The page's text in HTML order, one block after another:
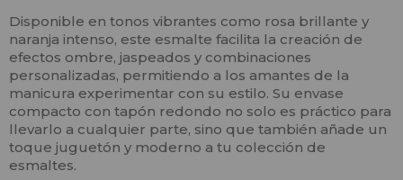
Disponible en tonos vibrantes como rosa brillante y
naranja intenso, este esmalte facilita la creación de
efectos ombre, jaspeados y combinaciones
personalizadas, permitiendo a los amantes de la
manicura experimentar con su estilo. Su envase
compacto con tapón redondo no solo es práctico para
llevarlo a cualquier parte, sino que también añade un
toque juguetón y moderno a tu colección de
esmaltes.